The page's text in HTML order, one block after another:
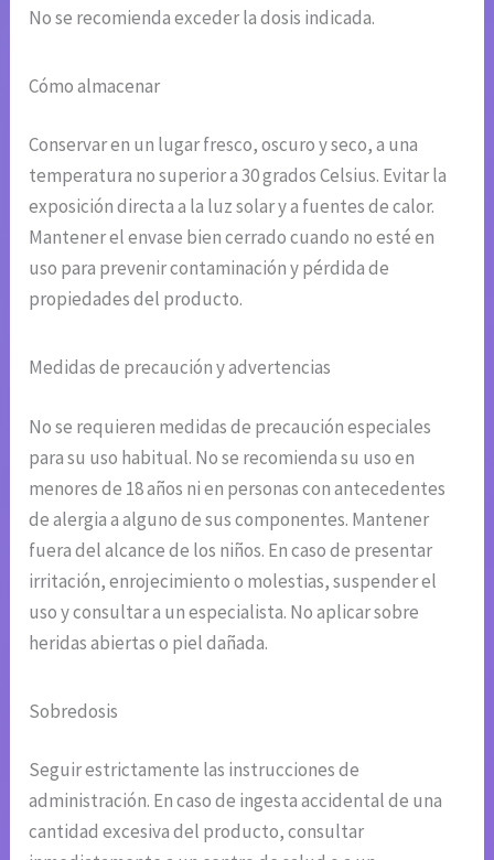
No se recomienda exceder la dosis indicada.
Cómo almacenar
Conservar en un lugar fresco, oscuro y seco, a una
temperatura no superior a 30 grados Celsius. Evitar la
exposición directa a la luz solar y a fuentes de calor.
Mantener el envase bien cerrado cuando no esté en
uso para prevenir contaminación y pérdida de
propiedades del producto.
Medidas de precaución y advertencias
No se requieren medidas de precaución especiales
para su uso habitual. No se recomienda su uso en
menores de 18 años ni en personas con antecedentes
de alergia a alguno de sus componentes. Mantener
fuera del alcance de los niños. En caso de presentar
irritación, enrojecimiento o molestias, suspender el
uso y consultar a un especialista. No aplicar sobre
heridas abiertas o piel dañada.
Sobredosis
Seguir estrictamente las instrucciones de
administración. En caso de ingesta accidental de una
cantidad excesiva del producto, consultar